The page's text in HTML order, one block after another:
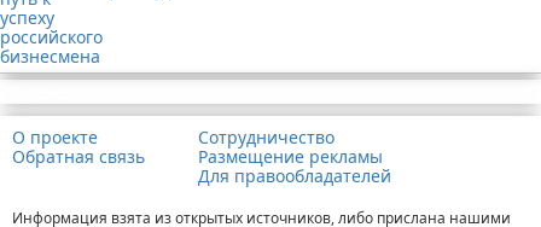
О проекте
Обратная связь
Сотрудничество
Размещение рекламы
Для правообладателей
Информация взята из открытых источников, либо прислана нашими